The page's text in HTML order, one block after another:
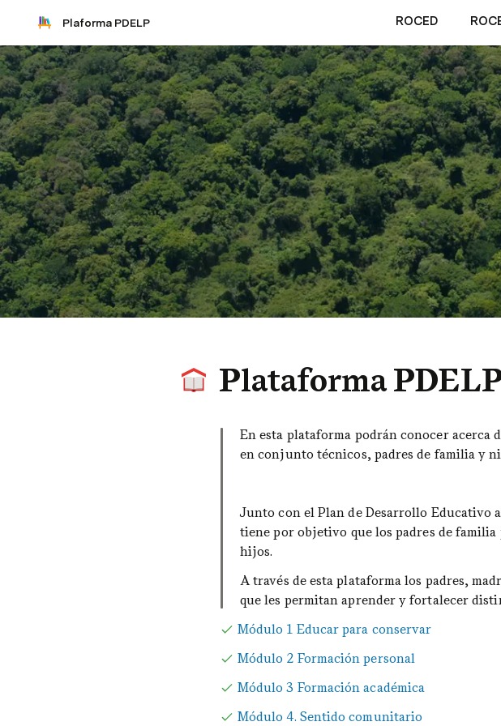
Plaforma PDELP ROCED
Plataforma
En esta plataforma podrán conocer acerca
en conjunto técnicos, padres de familia y
Junto con el Plan de Desarrollo Educativo
tiene por objetivo que los padres de
hijos.
A través de esta plataforma los padres,
que les permitan aprender y fortalecer
Módulo 1 Educar para conservar
Módulo 2 Formación personal
Módulo 3 Formación académica
Módulo 4. Sentido comunitario